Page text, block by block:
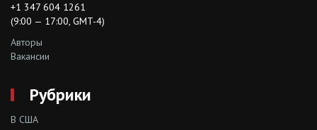
+1 347 604 1261
(9:00 — 17:00, GMT-4)
Авторы
Вакансии
Рубрики
В США